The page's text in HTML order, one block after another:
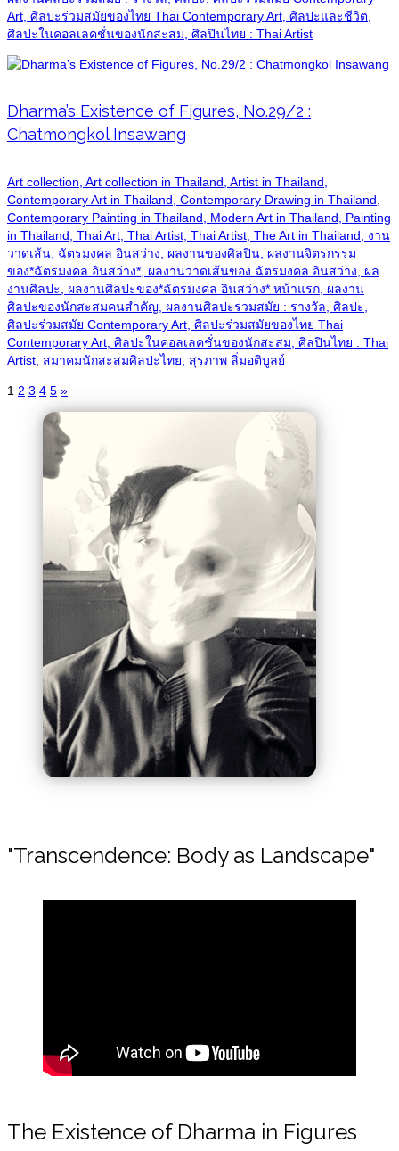
Art, ศิลปะร่วมสมัยของไทย Thai Contemporary Art, ศิลปะและชีวิต,
ศิลปะในคอลเลคชั่นของนักสะสม, ศิลปินไทย : Thai Artist
Dharma’s Existence of Figures, No.29/2 :
Chatmongkol Insawang
Art collection, Art collection in Thailand, Artist in Thailand,
Contemporary Art in Thailand, Contemporary Drawing in Thailand,
Contemporary Painting in Thailand, Modern Art in Thailand, Painting
in Thailand, Thai Art, Thai Artist, Thai Artist, The Art in Thailand, งาน
วาดเส้น, ฉัตรมงคล อินสว่าง, ผลงานของศิลปิน, ผลงานจิตรกรรม
ของ*ฉัตรมงคล อินสว่าง*, ผลงานวาดเส้นของ ฉัตรมงคล อินสว่าง, ผล
งานศิลปะ, ผลงานศิลปะของ*ฉัตรมงคล อินสว่าง* หน้าแรก, ผลงาน
ศิลปะของนักสะสมคนสำคัญ, ผลงานศิลปะร่วมสมัย : รางวัล, ศิลปะ,
ศิลปะร่วมสมัย Contemporary Art, ศิลปะร่วมสมัยของไทย Thai
Contemporary Art, ศิลปะในคอลเลคชั่นของนักสะสม, ศิลปินไทย : Thai
Artist, สมาคมนักสะสมศิลปะไทย, สุรภาพ ลิ่มอติบูลย์
1 2 3 4 5 »
"Transcendence: Body as Landscape"
The Existence of Dharma in Figures